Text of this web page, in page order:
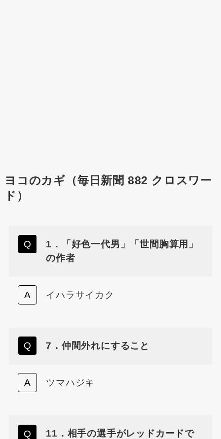
ヨコのカギ（毎日新聞 882 クロスワー
ド）
1．「好色一代男」「世間胸算用」
の作者
イハラサイカク
7．仲間外れにすること
ツマハジキ
11．相手の選手がレッドカードで